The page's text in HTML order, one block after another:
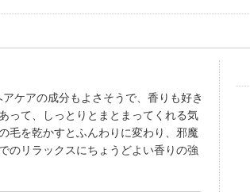
ケアの成分もよさそうで、香りも好き
って、しっとりとまとまってくれる気
毛を乾かすとふんわりに変わり、邪魔
のリラックスにちょうどよい香りの強